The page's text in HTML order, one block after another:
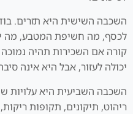
השכבה השישית היא תזרים.
לכסף, מה חשיפת המטבע, מה
קורה אם השכירות תהיה
יכולה לעזור, אבל היא אינה
השכבה השביעית היא עלויות
ריהוט, תיקונים, תקופות